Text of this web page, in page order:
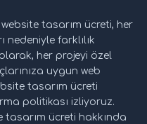
tasarım ücreti, her
nedeniyle farklılık
her projeyi özel
uygun web
tasarım ücreti
politikası izliyoruz.
tasarım ücreti hakkında